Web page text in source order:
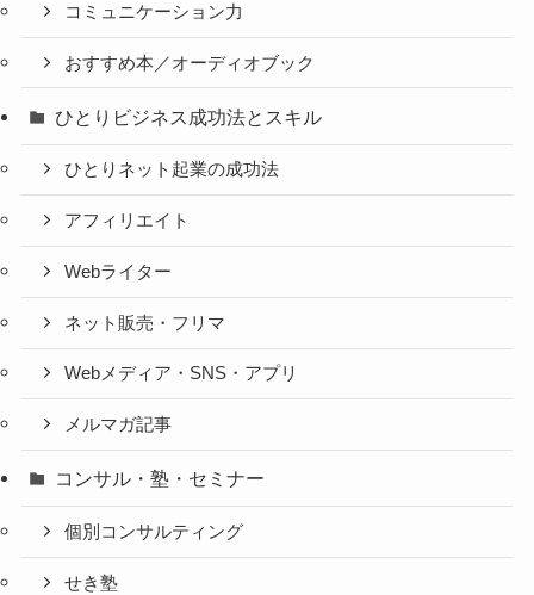
コミュニケーション力
おすすめ本／オーディオブック
ひとりビジネス成功法とスキル
ひとりネット起業の成功法
アフィリエイト
Webライター
ネット販売・フリマ
Webメディア・SNS・アプリ
メルマガ記事
コンサル・塾・セミナー
個別コンサルティング
せき塾